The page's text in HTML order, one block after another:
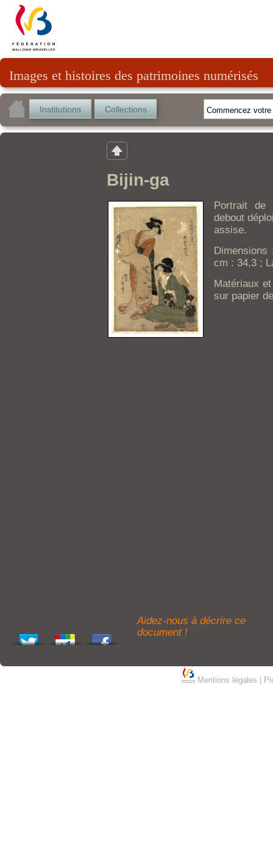
Images et histoires des patrimoines numérisés
Institutions Collections
Bijin-ga
Portrait de
debout
assise.
Dimensions
cm : 34,3 ;
Matériaux
sur papier
Aidez-nous à décrire ce
document !
Mentions légales